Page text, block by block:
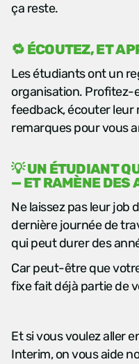
ça reste.
🔁 ÉCOUTEZ, ET
Les étudiants ont un
organisation. Profitez-
feedback, écouter leur
remarques pour vous
💡 UN ÉTUDIANT
— ET RAMÈNE DES
Ne laissez pas leur job
dernière journée de
qui peut durer des
Car peut-être que
fixe fait déjà partie de
Et si vous voulez aller
Interim, on vous aide